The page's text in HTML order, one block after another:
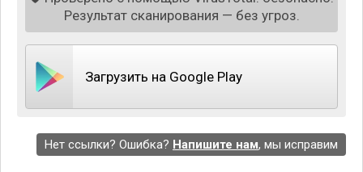
После установки приложения и прохождения
Результат сканирования — без угроз.
Загрузить на Google Play
Нет ссылки? Ошибка? Напишите нам, мы исправим